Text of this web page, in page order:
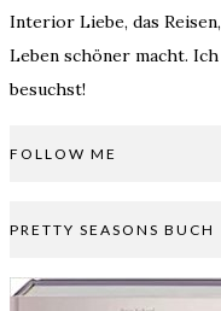
Interior Liebe, das
Leben schöner macht.
besuchst!
FOLLOW ME
PRETTY SEASONS BUCH